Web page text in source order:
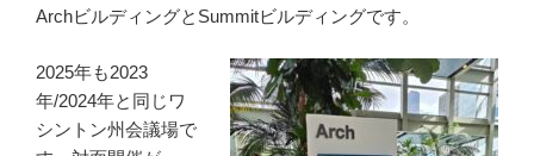
ArchビルディングとSummitビルディングです。
2025年も2023
年/2024年と同じワ
シントン州会議場で